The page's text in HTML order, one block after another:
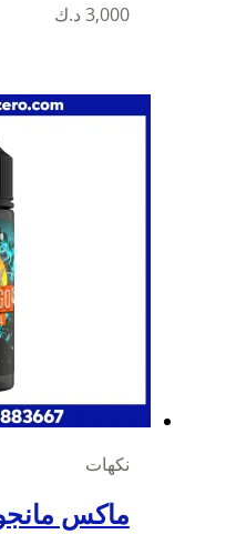
3,000 د.ك
نكهات
ماكس